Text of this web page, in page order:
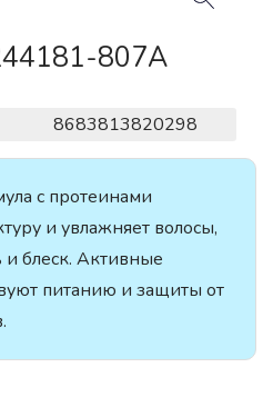
807A
8683813820298
с протеинами
и увлажняет волосы,
и блеск. Активные
питанию и защиты от